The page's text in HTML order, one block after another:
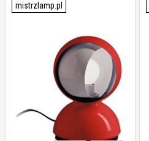
mistrzlamp.pl